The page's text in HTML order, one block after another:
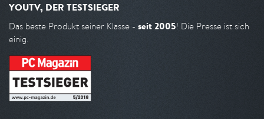
YOUTV, DER TESTSIEGER
Das beste Produkt seiner Klasse - seit 2005! Die Presse ist sich
einig.